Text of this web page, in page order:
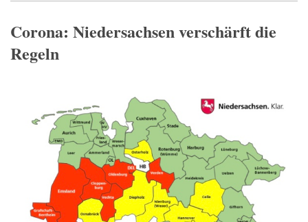
Corona: Niedersachsen verschärft die
Regeln